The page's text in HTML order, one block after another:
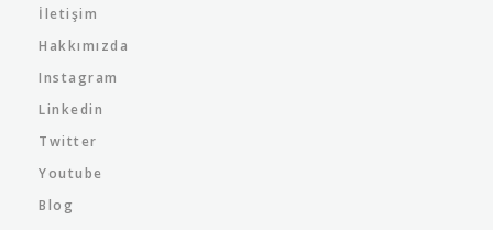
İletişim
Hakkımızda
Instagram
Linkedin
Twitter
Youtube
Blog